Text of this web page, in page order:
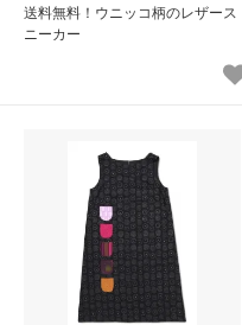
送料無料！ウニッコ柄のレザース
ニーカー